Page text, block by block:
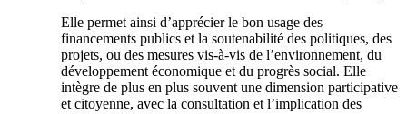
Elle permet ainsi d’apprécier le bon usage des
financements publics et la soutenabilité des politiques, des
projets, ou des mesures vis-à-vis de l’environnement, du
développement économique et du progrès social. Elle
intègre de plus en plus souvent une dimension participative
et citoyenne, avec la consultation et l’implication des